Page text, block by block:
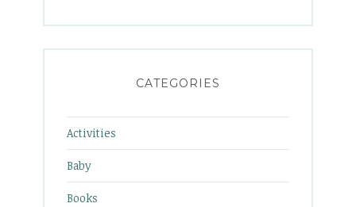
CATEGORIES
Activities
Baby
Books